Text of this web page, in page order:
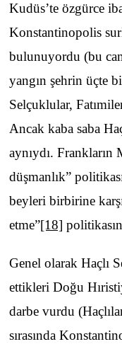
Kudüs’te özgürce
Konstantinopolis
bulunuyordu (bu
yangın şehrin üçte
Selçuklular,
Ancak kaba saba
aynıydı. Frankların
düşmanlık”
beyleri birbirine
etme”[18]
Genel olarak Haçlı
ettikleri Doğu
darbe vurdu
sırasında